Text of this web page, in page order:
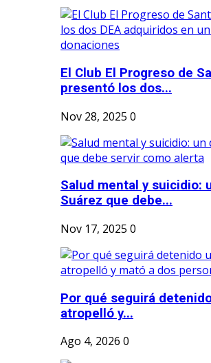
El Club El Progreso de
presentó los dos...
Nov 28, 2025 0
Salud mental y suicidio:
Suárez que debe...
Nov 17, 2025 0
Por qué seguirá
atropelló y...
Ago 4, 2026 0